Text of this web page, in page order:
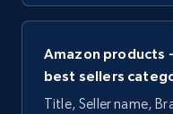
Amazon products
best sellers
Title, Seller name,